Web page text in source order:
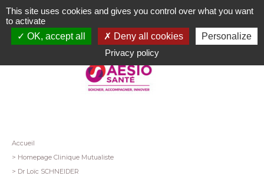
Aller
au
contenu
Fil
d'Ariane
Accueil
Homepage Clinique Mutualiste
Dr Loïc SCHNEIDER
This site uses cookies and gives you control over what you want
to activate
OK, accept all
Deny all cookies
Personalize
Privacy policy